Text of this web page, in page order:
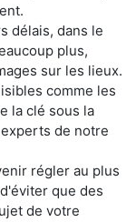
délais, dans le
plus,
sur les lieux.
comme les
la clé sous la
de notre
régler au plus
que des
de votre